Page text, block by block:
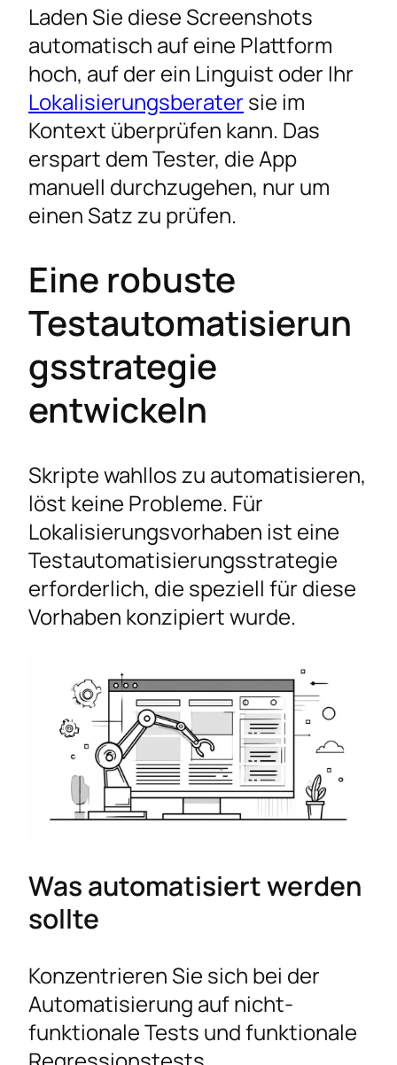
Laden Sie diese Screenshots
automatisch auf eine Plattform
hoch, auf der ein Linguist oder Ihr
Lokalisierungsberater sie im
Kontext überprüfen kann. Das
erspart dem Tester, die App
manuell durchzugehen, nur um
einen Satz zu prüfen.
Eine robuste
Testautomatisierun
gsstrategie
entwickeln
Skripte wahllos zu automatisieren,
löst keine Probleme. Für
Lokalisierungsvorhaben ist eine
Testautomatisierungsstrategie
erforderlich, die speziell für diese
Vorhaben konzipiert wurde.
Was automatisiert werden
sollte
Konzentrieren Sie sich bei der
Automatisierung auf nicht-
funktionale Tests und funktionale